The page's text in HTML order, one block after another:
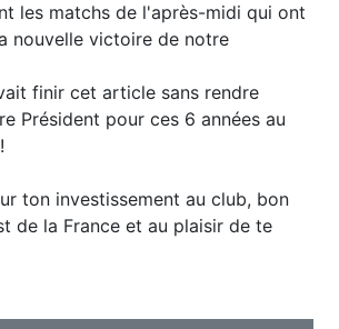
les matchs de l'après-midi qui ont
nouvelle victoire de notre
finir cet article sans rendre
Président pour ces 6 années au
ton investissement au club, bon
de la France et au plaisir de te